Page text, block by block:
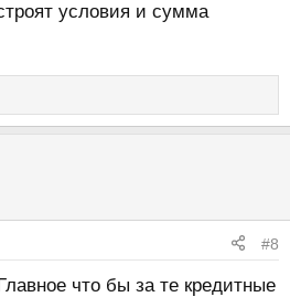
условия и сумма
#8
что бы за те кредитные